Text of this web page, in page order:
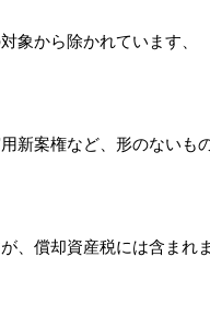
象から除かれています、
新案権など、形のないも
、償却資産税には含まれま